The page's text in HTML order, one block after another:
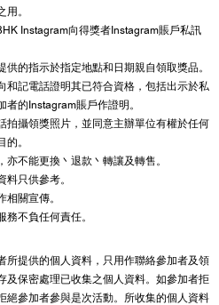
用。
Instagram向得獎者Instagram賬戶私訊
的指示於指定地點和日期親自領取獎品。
和記電話證明其已符合資格，包括出示於私
的Instagram賬戶作證明。
拍攝領獎照片，並同意主辦單位有權於任何
的。
不能更換丶退款丶轉讓及轉售。
料只供參考。
相關宣傳。
不負任何責任。
所提供的個人資料，只用作聯絡參加者及領
及保密處理已收集之個人資料。如參加者拒
絕參加者參與是次活動。所收集的個人資料